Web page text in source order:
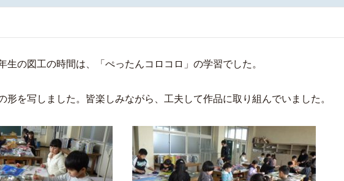
生の図工の時間は、「ぺったんコロコロ」の学習でした。
形を写しました。皆楽しみながら、工夫して作品に取り組んでいました。